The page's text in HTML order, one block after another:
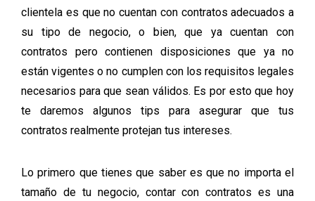
clientela es que no cuentan con contratos adecuados a
su tipo de negocio, o bien, que ya cuentan con
contratos pero contienen disposiciones que ya no
están vigentes o no cumplen con los requisitos legales
necesarios para que sean válidos. Es por esto que hoy
te daremos algunos tips para asegurar que tus
contratos realmente protejan tus intereses.
Lo primero que tienes que saber es que no importa el
tamaño de tu negocio, contar con contratos es una